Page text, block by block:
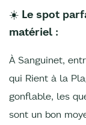
☀️ Le spot
matériel :
À Sanguinet,
qui Rient à la
gonflable, les
sont un bon